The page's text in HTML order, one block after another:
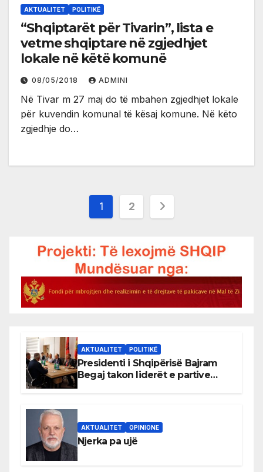
AKTUALITET POLITIKË
“Shqiptarët për Tivarin”, lista e
vetme shqiptare në zgjedhjet
lokale në këtë komunë
08/05/2018 ADMINI
Në Tivar m 27 maj do të mbahen zgjedhjet lokale
për kuvendin komunal të kësaj komune. Në këto
zgjedhje do…
Posts
1 2
AKTUALITET POLITIKË
Presidenti i Shqipërisë Bajram
Begaj takon liderët e partive
AKTUALITET OPINIONE
Njerka pa ujë